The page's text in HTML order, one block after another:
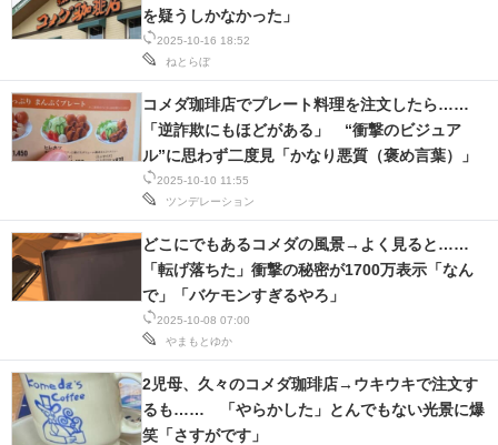
2025-10-16 18:52
ねとらぼ
を疑うしかなかった」
2025-10-10 11:55
ツンデレーション
コメダ珈琲店でプレート料理を注文したら……
「逆詐欺にもほどがある」 “衝撃のビジュア
ル”に思わず二度見「かなり悪質（褒め言葉）」
2025-10-08 07:00
やまもとゆか
どこにでもあるコメダの風景→よく見ると……
「転げ落ちた」衝撃の秘密が1700万表示「なん
で」「バケモンすぎるやろ」
2児母、久々のコメダ珈琲店→ウキウキで注文す
るも…… 「やらかした」とんでもない光景に爆
笑「さすがです」